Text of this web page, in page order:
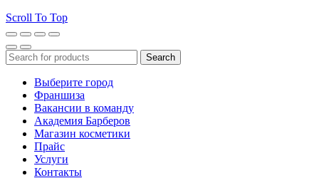
Scroll To Top
Search
Выберите город
Франшиза
Вакансии в команду
Академия Барберов
Магазин косметики
Прайс
Услуги
Контакты